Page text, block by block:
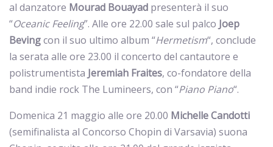
al danzatore Mourad Bouayad presenterà il suo
“Oceanic Feeling”. Alle ore 22.00 sale sul palco Joep
Bevingcon il suo ultimo album “Hermetism“, conclude
la serata alle ore 23.00 il concerto del cantautore e
polistrumentista Jeremiah Fraites, co-fondatore della
band indie rock The Lumineers, con “Piano Piano“.
Domenica 21 maggio alle ore 20.00 Michelle Candotti
(semifinalista al Concorso Chopin di Varsavia) suona